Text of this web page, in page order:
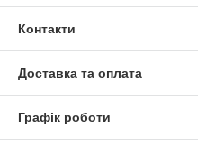
Контакти
Доставка та оплата
Графік роботи